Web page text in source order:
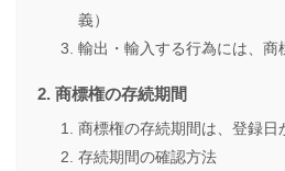
義）
輸出・輸入する行為には、商
商標権の存続期間
商標権の存続期間は、登録日
存続期間の確認方法